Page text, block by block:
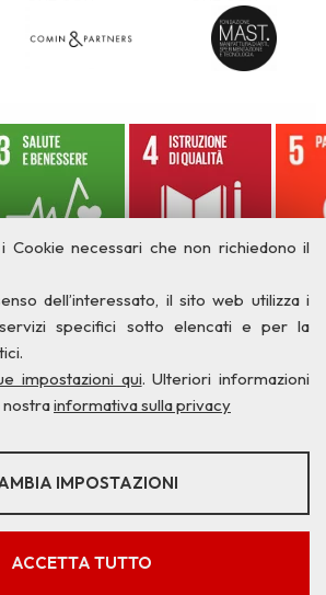
Cookie necessari che non richiedono il
dell’interessato, il sito web utilizza i
specifici sotto elencati e per la
impostazioni qui. Ulteriori informazioni
nostrainformativa sulla privacy
IMPOSTAZIONI
ACCETTA TUTTO